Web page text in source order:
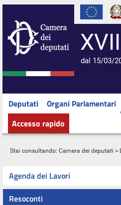
dal 15/03/
Deputati Organi Parlamentari
Accesso rapido
Stai consultando: Camera dei deputati >
Agenda dei Lavori
Resoconti